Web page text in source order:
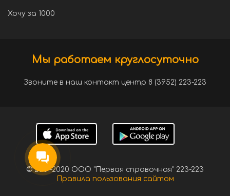
Хочу за 1000
Мы работаем круглосуточно
Звоните в наш контакт центр 8 (3952) 223-223
© 2001-2020 ООО "Первая справочная" 223-223
Правила пользования сайтом